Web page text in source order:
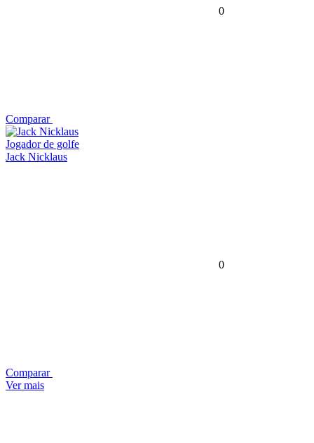
0
Comparar
Jogador de golfe
Jack Nicklaus
0
Comparar
Ver mais